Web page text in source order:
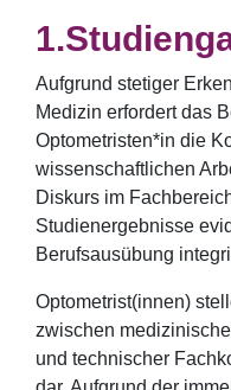
Aufgrund stetiger
Medizin erfordert das
Optometristen*in die
wissenschaftlichen
Diskurs im
Studienergebnisse
Berufsausübung
Optometrist(innen)
zwischen
und technischer